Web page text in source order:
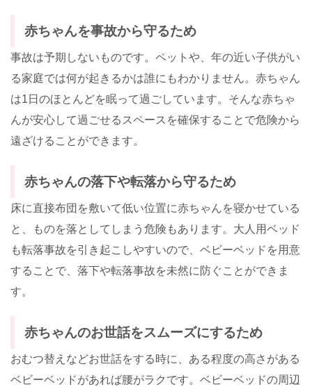
赤ちゃんを事故から守るため
事故は予期しないものです。ペットや、年の近い子供がい
る家庭では何が起きるかは誰にもわかりません。赤ちゃん
は1日のほとんどを眠って過ごしています。そんな赤ちゃ
んが安心して過ごせるスペースを確保することで危険から
遠ざけることができます。
赤ちゃんの落下や転落から守るため
床に直接布団を敷いて低い位置に赤ちゃんを寝かせている
と、ものを落としてしまう危険もあります。大人用ベッド
も転落事故を引き起こしやすいので、ベビーベッドを用意
することで、落下や転落事故を未然に防ぐことができま
す。
赤ちゃんのお世話をスムーズにするため
おむつ替えなどお世話をする時に、ある程度の高さがある
ベビーベッドがあれば腰がラクです。ベビーベッドの周辺